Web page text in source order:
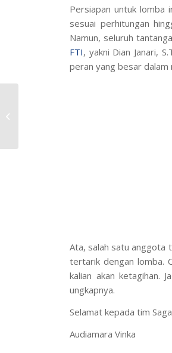
Persiapan untuk lomba
sesuai perhitungan
Namun, seluruh
FTI, yakni Dian Janari,
peran yang besar dalam
Ata, salah satu anggota
tertarik dengan lomba.
kalian akan ketagihan.
ungkapnya.
Selamat kepada tim
Audiamara Vinka